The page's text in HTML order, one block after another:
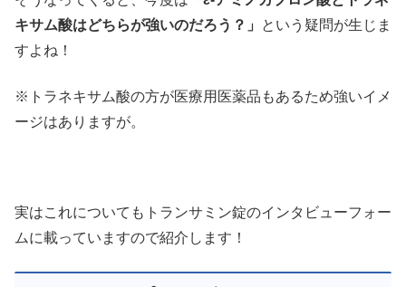
キサム酸はどちらが強いのだろう？」
という疑問が生じま
すよね！
※トラネキサム酸の方が医療用医薬品もあるため強いイメ
ージはありますが。
実はこれについてもトランサミン錠のインタビューフォー
ムに載っていますので紹介します！